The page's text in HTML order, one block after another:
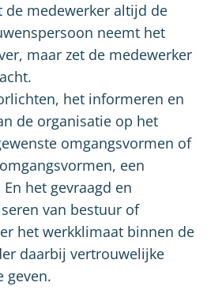
de medewerker altijd de
neemt het
maar zet de medewerker
het informeren en
de organisatie op het
omgangsvormen of
een
het gevraagd en
van bestuur of
het werkklimaat binnen de
daarbij vertrouwelijke
geven.